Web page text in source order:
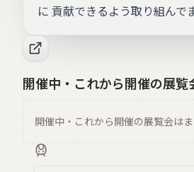
に 貢献できるよう取り組んで
開催中・これから開催の展覧
開催中・これから開催の展覧会は